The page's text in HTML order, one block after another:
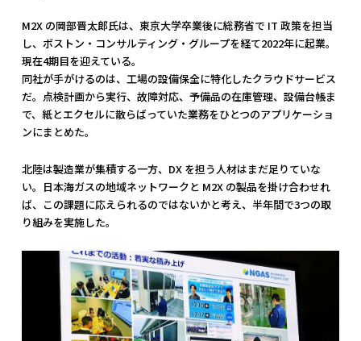
M2X の岡部晋太郎氏は、東京大学卒業後に総務省で IT 政策を担当
し、ボストン・コンサルティング・グループを経て2022年に起業。
現在4期目を迎えている。
同社が手がけるのは、工場の設備保全に特化したクラウドサービス
だ。点検計画から実行、故障対応、予備品の在庫管理、設備台帳ま
で、紙とエクセルに散らばっていた業務をひとつのアプリケーショ
ンにまとめた。
北陸は製造業が集積する一方、DX を担う人材はまだ足りていな
い。日本海ガスの地域ネットワークと M2X の製品を掛け合わせれ
ば、この課題に応えられるのではないかと考え、半年間で3つの取
り組みを実施した。